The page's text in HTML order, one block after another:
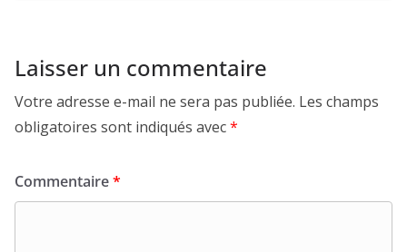
Laisser un commentaire
Votre adresse e-mail ne sera pas publiée. Les champs
obligatoires sont indiqués avec*
Commentaire*